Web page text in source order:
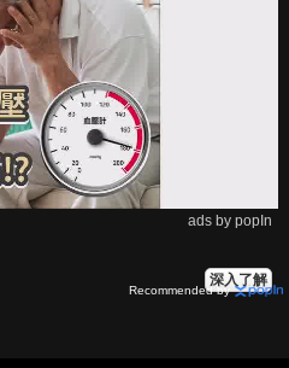
ads by popIn
深入了解
Recommended by